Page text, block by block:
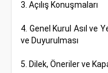
3. Açılış Konuşmaları
4. Genel Kurul Asıl ve
ve Duyurulması
5. Dilek, Öneriler ve